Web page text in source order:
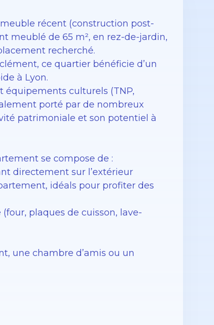
récent (construction post-
meublé de 65 m², en rez-de-jardin,
recherché.
ce quartier bénéficie d’un
à Lyon.
équipements culturels (TNP,
porté par de nombreux
patrimoniale et son potentiel à
se compose de :
directement sur l’extérieur
idéals pour profiter des
plaques de cuisson, lave-
une chambre d’amis ou un